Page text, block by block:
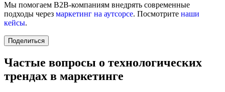
Мы помогаем B2B-компаниям внедрять современные
подходы через маркетинг на аутсорсе. Посмотрите наши
кейсы.
Поделиться
Частые вопросы о технологических
трендах в маркетинге